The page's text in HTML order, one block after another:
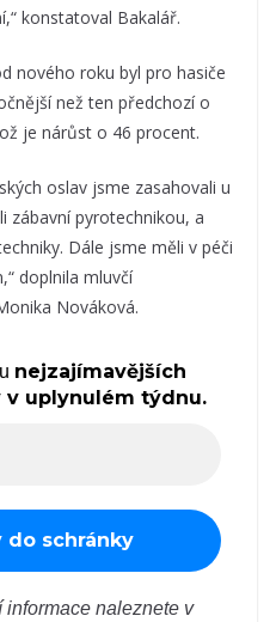
konstatoval Bakalář.
nového roku byl pro hasiče
než ten předchozí o
je nárůst o 46 procent.
oslav jsme zasahovali u
zábavní pyrotechnikou, a
Dále jsme měli v péči
doplnila mluvčí
Nováková.
nejzajímavějších
v uplynulém týdnu.
naleznete v